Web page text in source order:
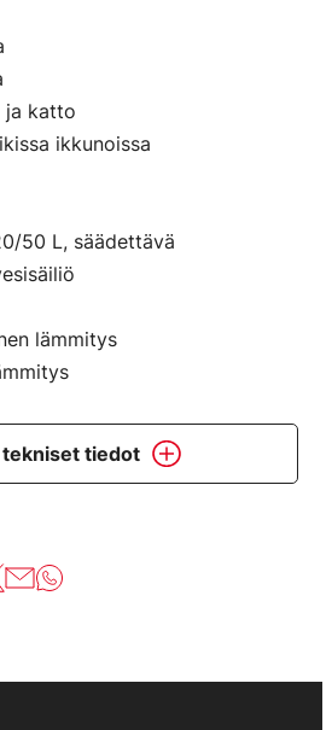
ja katto
ikkunoissa
50 L, säädettävä
lämmitys
tekniset tiedot